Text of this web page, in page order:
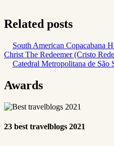
Related posts
South American Copacabana
Christ The Redeemer (Cristo
Catedral Metropolitana de São
Awards
23 best travelblogs 2021